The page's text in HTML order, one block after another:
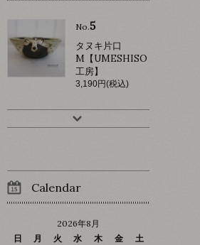
No.5
タヌキ片口
M【UMESHISO
工房】
3,190円(税込)
Calendar
2026年8月
日
月 火 水 木 金
土